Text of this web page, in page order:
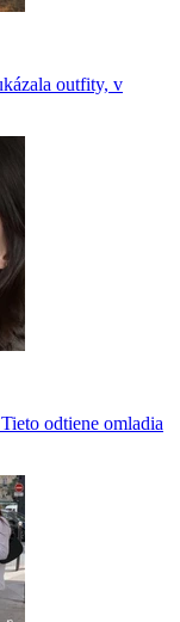
outfity, v
odtiene omladia